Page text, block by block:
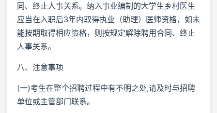
同、终止人事关系。纳入事业编制的大学生乡村医生
应当在入职后3年内取得执业（助理）医师资格，如未
能按期取得相应资格，则按规定解除聘用合同、终止
人事关系。
八、注意事项
(一)考生在整个招聘过程中有不明之处,请及时与招聘
单位或主管部门联系。